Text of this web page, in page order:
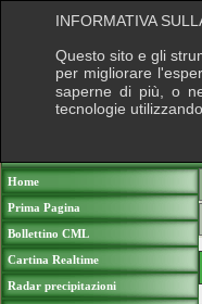
Home
Prima Pagina
Bollettino CML
Cartina Realtime
Radar precipitazioni
INFORMATIVA
Questo sito e gli
per migliorare
saperne di più, o
tecnologie